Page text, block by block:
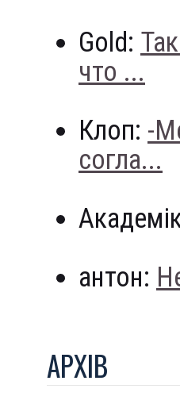
Gold:
что ...
Клоп: -
согла...
антон:
АРХIВ